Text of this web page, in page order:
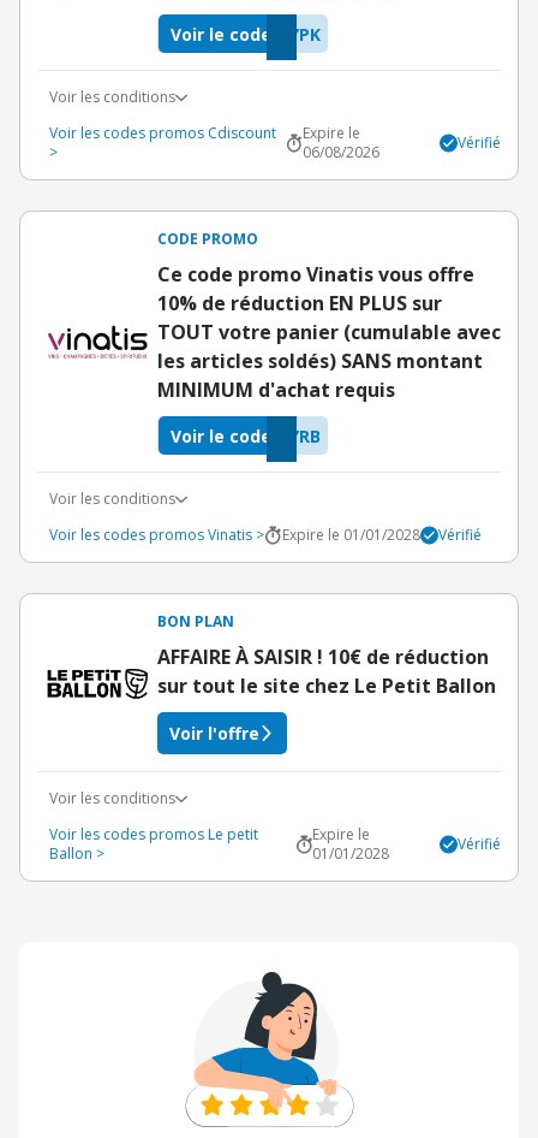
YPK
Voir le code
Voir les conditions
Voir les codes promos Cdiscount
>
Expire le
06/08/2026
Vérifié
CODE PROMO
Ce code promo Vinatis vous offre
10% de réduction EN PLUS sur
TOUT votre panier (cumulable avec
les articles soldés) SANS montant
MINIMUM d'achat requis
YRB
Voir le code
Voir les conditions
Voir les codes promos Vinatis >
Expire le 01/01/2028 Vérifié
BON PLAN
AFFAIRE À SAISIR ! 10€ de réduction
sur tout le site chez Le Petit Ballon
Voir l'offre
Voir les conditions
Voir les codes promos Le petit
Ballon >
Expire le
01/01/2028
Vérifié